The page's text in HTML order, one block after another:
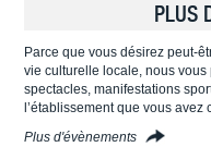
PLUS
Parce que vous désirez peut-
vie culturelle locale, nous
spectacles, manifestations
l’établissement que vous avez
Plus d'évènements